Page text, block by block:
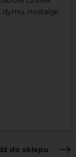
dymu, nostalgii
książkę
Centrum
do sklepu